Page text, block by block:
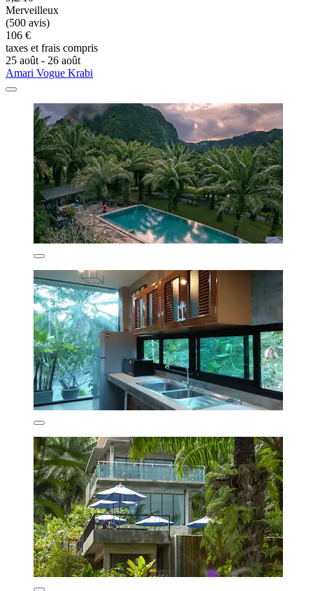
Merveilleux
(500 avis)
106 €
taxes et frais compris
25 août - 26 août
Amari Vogue Krabi